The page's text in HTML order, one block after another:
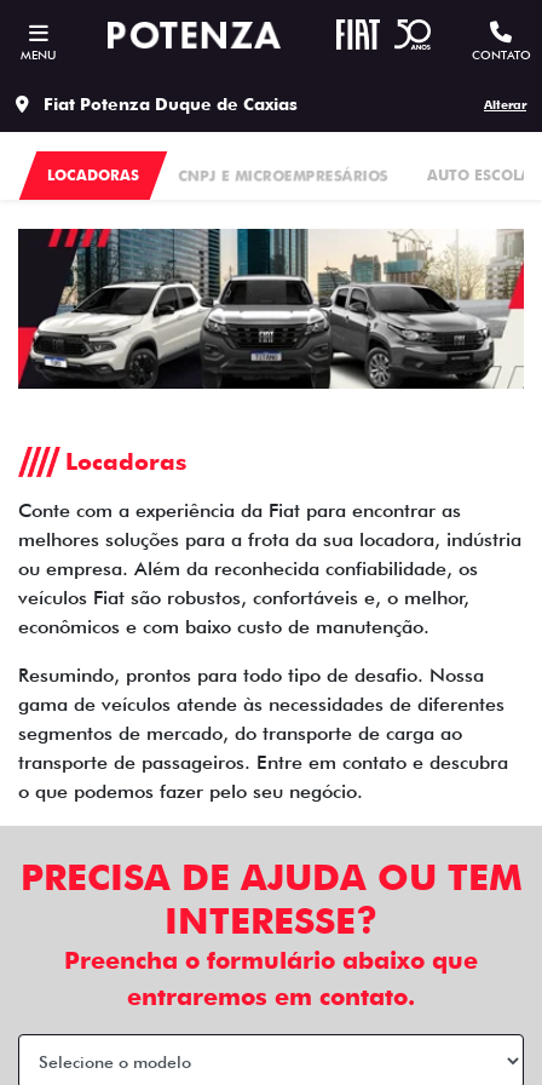
MENU CONTATO
Fiat Potenza Duque de Caxias Alterar
CNPJ E MICROEMPRESÁRIOS AUTO ESCOLAS
LOCADORAS
Locadoras
Conte com a experiência da Fiat para encontrar as
melhores soluções para a frota da sua locadora, indústria
ou empresa. Além da reconhecida confiabilidade, os
veículos Fiat são robustos, confortáveis e, o melhor,
econômicos e com baixo custo de manutenção.
Resumindo, prontos para todo tipo de desafio. Nossa
gama de veículos atende às necessidades de diferentes
segmentos de mercado, do transporte de carga ao
transporte de passageiros. Entre em contato e descubra
o que podemos fazer pelo seu negócio.
PRECISA DE AJUDA OU TEM
INTERESSE?
Preencha o formulário abaixo que
entraremos em contato.